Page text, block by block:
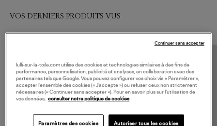
VOS DERNIERS PRODUITS VUS
lulli-sur-la-toile.com utilise des cookies et technologies similaires à des fins de
performance, personnalisation, publicité et analyses, en collaboration avec des
partenaires tels que Google. Vous pouvez configurer vos choix via « Paramétrer »,
accepter l’ensemble des cookies (« J’accepte ») ou refuser ceux non strictement
nécessaires (« Continuer sans accepter »). Pour en savoir plus sur l’utilisation de
vos données,
consulter notre politique de cookies
Paramètres des cookies Autoriser tous les cookies
Continuer sans accepter